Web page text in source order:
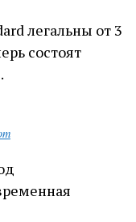
легальны от 3
состоят